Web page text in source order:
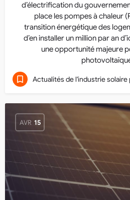
d’électrification du
place les pompes à chaleur
transition énergétique des
d’en installer un million par an
une opportunité majeure
Actualités de l'industrie
AVR 15